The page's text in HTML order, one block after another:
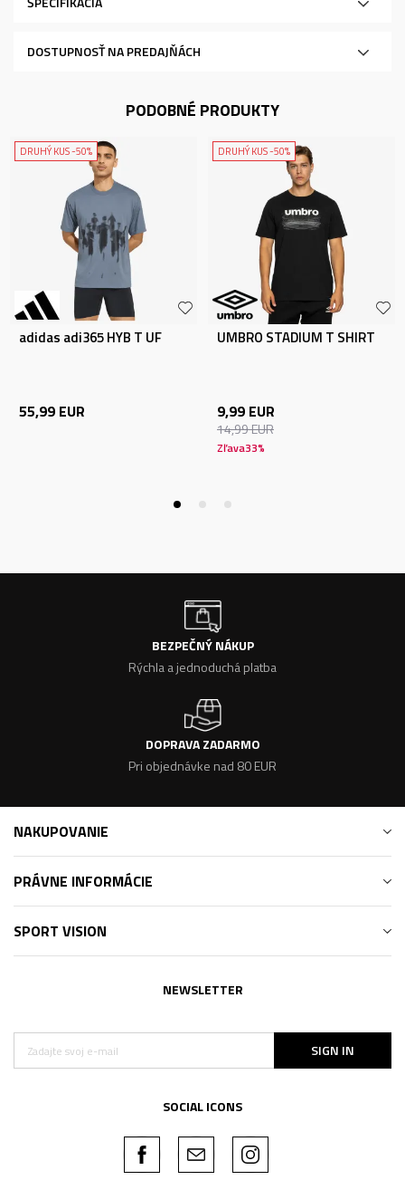
DOSTUPNOSŤ NA PREDAJŇÁCH
PODOBNÉ PRODUKTY
DRUHÝ KUS -50%
adidas adi365 HYB T UF
55,99 EUR
DRUHÝ KUS -50%
UMBRO STADIUM T SHIRT
9,99 EUR
14,99EUR
Zľava33%
BEZPEČNÝ NÁKUP
Rýchla a jednoduchá platba
DOPRAVA ZADARMO
Pri objednávke nad 80 EUR
NAKUPOVANIE
PRÁVNE INFORMÁCIE
SPORT VISION
NEWSLETTER
SIGN IN
SOCIAL ICONS